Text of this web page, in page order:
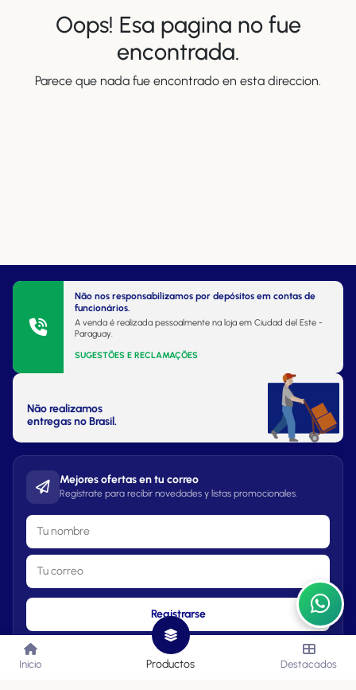
Oops! Esa pagina no fue
encontrada.
Parece que nada fue encontrado en esta direccion.
Não nos responsabilizamos por depósitos em contas de
funcionários.
A venda é realizada pessoalmente na loja em Ciudad del Este -
Paraguay.
SUGESTÕES E RECLAMAÇÕES
Não realizamos
entregas no Brasil.
Mejores ofertas en tu correo
Regístrate para recibir novedades y listas promocionales.
Registrarse
Inicio Productos Destacados